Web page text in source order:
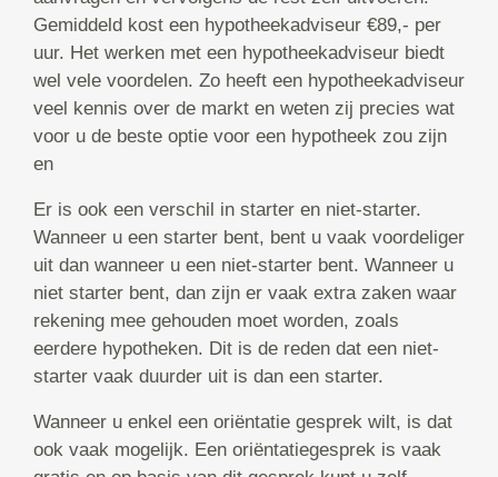
Gemiddeld kost een hypotheekadviseur €89,- per
uur. Het werken met een hypotheekadviseur biedt
wel vele voordelen. Zo heeft een hypotheekadviseur
veel kennis over de markt en weten zij precies wat
voor u de beste optie voor een hypotheek zou zijn
en
Er is ook een verschil in starter en niet-starter.
Wanneer u een starter bent, bent u vaak voordeliger
uit dan wanneer u een niet-starter bent. Wanneer u
niet starter bent, dan zijn er vaak extra zaken waar
rekening mee gehouden moet worden, zoals
eerdere hypotheken. Dit is de reden dat een niet-
starter vaak duurder uit is dan een starter.
Wanneer u enkel een oriëntatie gesprek wilt, is dat
ook vaak mogelijk. Een oriëntatiegesprek is vaak